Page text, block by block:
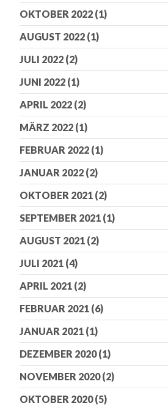
OKTOBER 2022 (1)
AUGUST 2022 (1)
JULI 2022 (2)
JUNI 2022 (1)
APRIL 2022 (2)
MÄRZ 2022 (1)
FEBRUAR 2022 (1)
JANUAR 2022 (2)
OKTOBER 2021 (2)
SEPTEMBER 2021 (1)
AUGUST 2021 (2)
JULI 2021 (4)
APRIL 2021 (2)
FEBRUAR 2021 (6)
JANUAR 2021 (1)
DEZEMBER 2020(1)
NOVEMBER 2020(2)
OKTOBER 2020(5)